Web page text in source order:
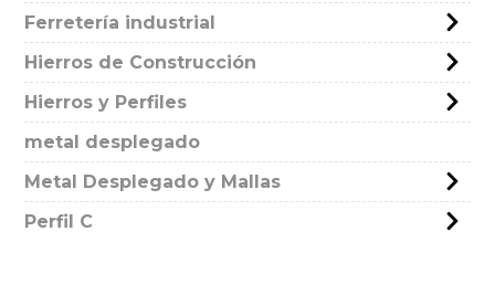
Ferretería industrial
Hierros de Construcción
Hierros y Perfiles
metal desplegado
Metal Desplegado y Mallas
Perfil C